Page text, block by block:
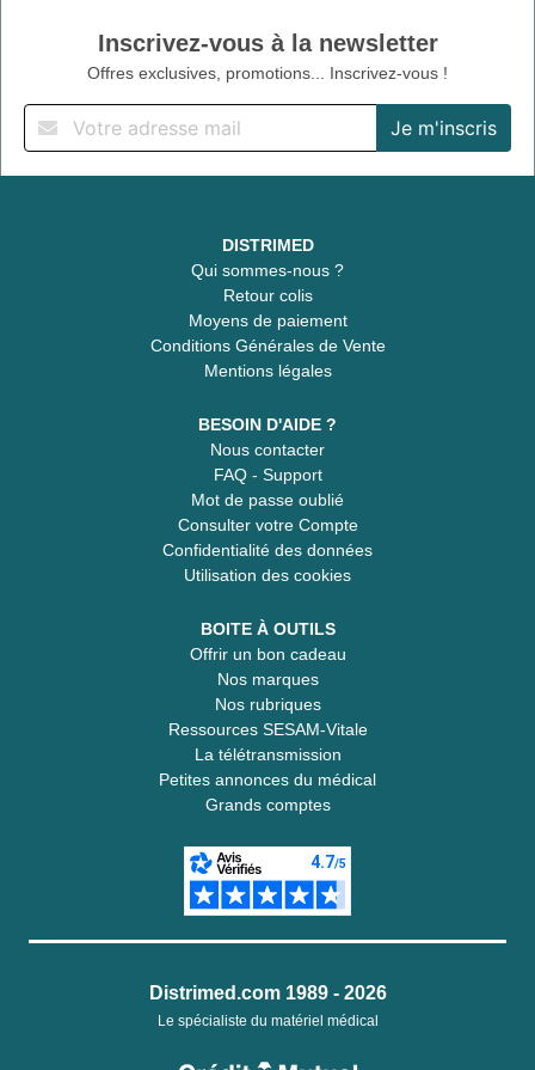
Inscrivez-vous à la newsletter
Offres exclusives, promotions... Inscrivez-vous !
DISTRIMED
Qui sommes-nous ?
Retour colis
Moyens de paiement
Conditions Générales de Vente
Mentions légales
BESOIN D'AIDE ?
Nous contacter
FAQ - Support
Mot de passe oublié
Consulter votre Compte
Confidentialité des données
Utilisation des cookies
BOITE À OUTILS
Offrir un bon cadeau
Nos marques
Nos rubriques
Ressources SESAM-Vitale
La télétransmission
Petites annonces du médical
Grands comptes
Distrimed.com 1989 - 2026
Le spécialiste du matériel médical